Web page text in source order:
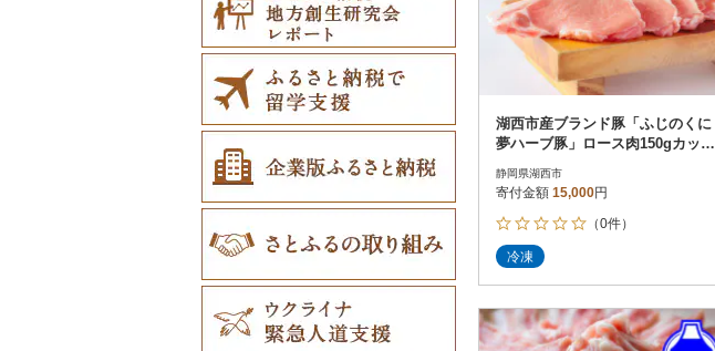
湖西市産ブランド豚「ふじのくに
夢ハーブ豚」ロース肉150gカット
静岡県湖西市
寄付金額 15,000円
（0件）
冷凍